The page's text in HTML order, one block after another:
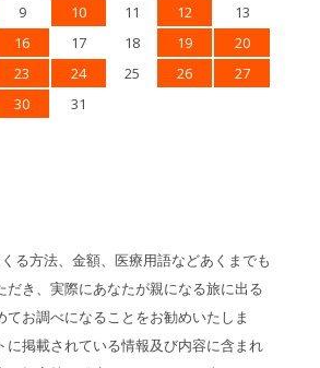
9 10 11 12
13
16 17 18 19
20
23 24 25 26
27
30
31
る方法、金額、医療用語などあくまでも
だき、実際にあなたが親になる旅に出る
てお調べになることをお勧めいたしま
に掲載されている情報及び内容に含まれ